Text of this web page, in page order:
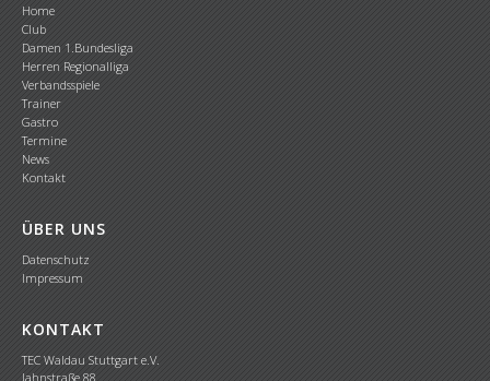
Home
Club
Damen 1.Bundesliga
Herren Regionalliga
Verbandsspiele
Trainer
Gastro
Termine
News
Kontakt
ÜBER UNS
Datenschutz
Impressum
KONTAKT
TEC Waldau Stuttgart e.V.
Jahnstraße 88